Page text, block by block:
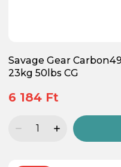
Savage Gear
23kg 50lbs CG
6 184 Ft